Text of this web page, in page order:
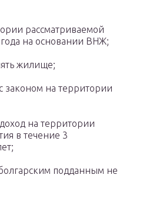
рассматриваемой
на основании ВНЖ;
жилище;
законом на территории
на территории
в течение 3
подданным не